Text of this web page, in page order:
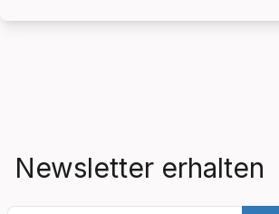
Newsletter erhalten